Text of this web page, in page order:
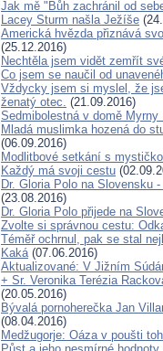
Jak mě "Bůh zachránil od
Lacey Sturm našla Ježíše
Americká hvězda přiznává
(25.12.2016)
Nechtěla jsem vidět zemřít
Co jsem se naučil od
Vždycky jsem si myslel, že
ženatý otec. (21.09.2016)
Sedmibolestná v domě Myrny
Mladá muslimka hozená do
(06.09.2016)
Modlitbové setkání s
Každý má svoji cestu
Dr. Gloria Polo na Slovensku
(23.08.2016)
Dr. Gloria Polo přijede na
Zvolte si správnou cestu:
Téměř ochrnul, pak se stal
Kaká(07.06.2016)
Aktualizované: V Jižním
+ Sr. Veronika Terézia
(20.05.2016)
Bývalá pornoherečka Jan
(08.04.2016)
Medžugorje: Oáza v poušti